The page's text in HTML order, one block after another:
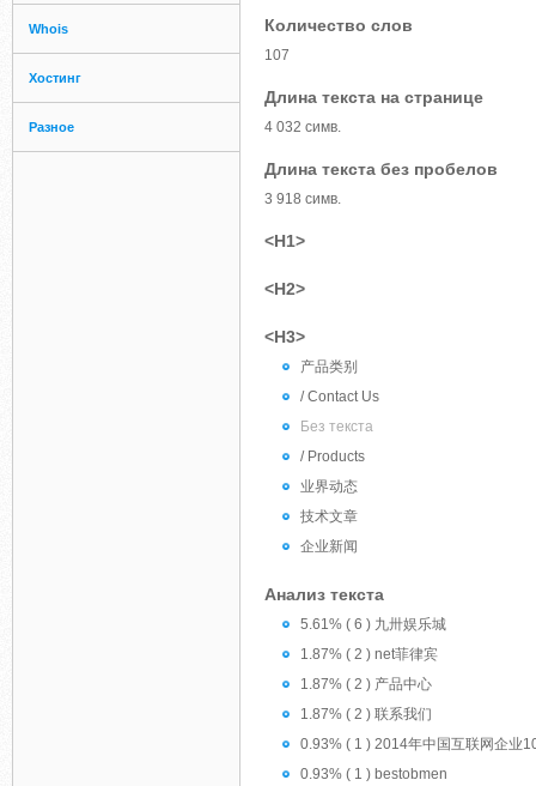
Whois
Хостинг
Разное
Количество слов
107
Длина текста на странице
4 032 симв.
Длина текста без пробелов
3 918 симв.
<H1>
<H2>
<H3>
产品类别
/ Contact Us
Без текста
/ Products
业界动态
技术文章
企业新闻
Анализ текста
5.61% ( 6 ) 九卅娱乐城
1.87% ( 2 ) net菲律宾
1.87% ( 2 ) 产品中心
1.87% ( 2 ) 联系我们
0.93% ( 1 ) 2014年中国互联网企业
0.93% ( 1 ) bestobmen